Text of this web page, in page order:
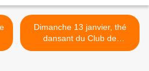
Dimanche 13 janvier, thé
dansant du Club de
randonnée >